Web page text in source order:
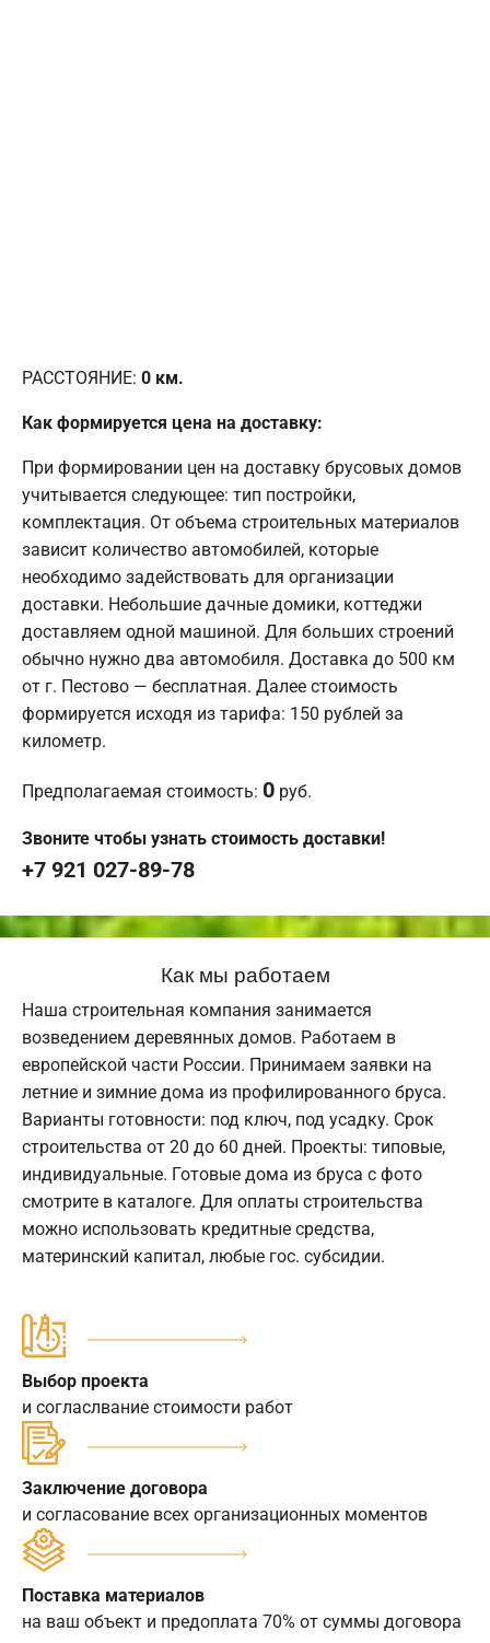
РАССТОЯНИЕ: 0 км.
Как формируется цена на доставку:
При формировании цен на доставку брусовых домов
учитывается следующее: тип постройки,
комплектация. От объема строительных материалов
зависит количество автомобилей, которые
необходимо задействовать для организации
доставки. Небольшие дачные домики, коттеджи
доставляем одной машиной. Для больших строений
обычно нужно два автомобиля. Доставка до 500 км
от г. Пестово — бесплатная. Далее стоимость
формируется исходя из тарифа: 150 рублей за
километр.
Предполагаемая стоимость: 0 руб.
Звоните чтобы узнать стоимость доставки!
+7 921 027-89-78
Как мы работаем
Наша строительная компания занимается
возведением деревянных домов. Работаем в
европейской части России. Принимаем заявки на
летние и зимние дома из профилированного бруса.
Варианты готовности: под ключ, под усадку. Срок
строительства от 20 до 60 дней. Проекты: типовые,
индивидуальные. Готовые дома из бруса с фото
смотрите в каталоге. Для оплаты строительства
можно использовать кредитные средства,
материнский капитал, любые гос. субсидии.
Выбор проекта
и согласлвание стоимости работ
Заключение договора
и согласование всех организационных моментов
Поставка материалов
на ваш объект и предоплата 70% от суммы договора